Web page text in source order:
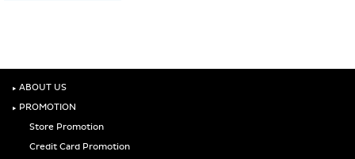
‣ ABOUT US
‣ PROMOTION
Store Promotion
Credit Card Promotion